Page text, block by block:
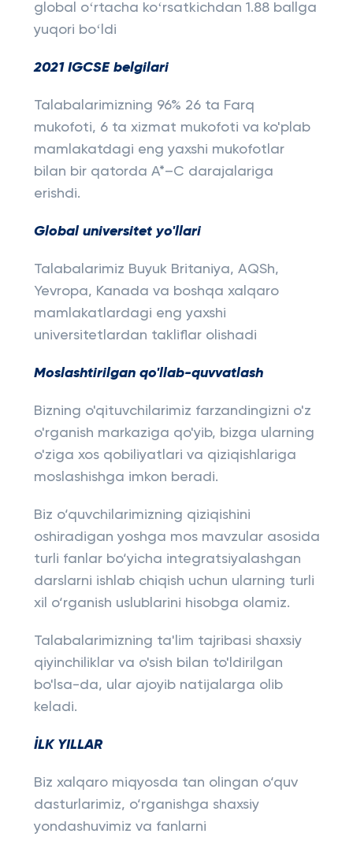
global oʻrtacha koʻrsatkichdan 1.88 ballga
yuqori boʻldi
2021 IGCSE belgilari
Talabalarimizning 96% 26 ta Farq
mukofoti, 6 ta xizmat mukofoti va ko'plab
mamlakatdagi eng yaxshi mukofotlar
bilan bir qatorda A*–C darajalariga
erishdi.
Global universitet yo'llari
Talabalarimiz Buyuk Britaniya, AQSh,
Yevropa, Kanada va boshqa xalqaro
mamlakatlardagi eng yaxshi
universitetlardan takliflar olishadi
Moslashtirilgan qo'llab-quvvatlash
Bizning o'qituvchilarimiz farzandingizni o'z
o'rganish markaziga qo'yib, bizga ularning
o'ziga xos qobiliyatlari va qiziqishlariga
moslashishga imkon beradi.
Biz o‘quvchilarimizning qiziqishini
oshiradigan yoshga mos mavzular asosida
turli fanlar bo‘yicha integratsiyalashgan
darslarni ishlab chiqish uchun ularning turli
xil o‘rganish uslublarini hisobga olamiz.
Talabalarimizning ta'lim tajribasi shaxsiy
qiyinchiliklar va o'sish bilan to'ldirilgan
bo'lsa-da, ular ajoyib natijalarga olib
keladi.
İLK YILLAR
Biz xalqaro miqyosda tan olingan o‘quv
dasturlarimiz, o‘rganishga shaxsiy
yondashuvimiz va fanlarni